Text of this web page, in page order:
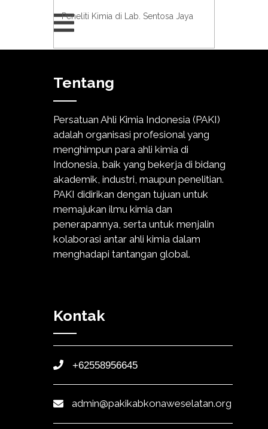
Peneliti Kimia di Lab. Sentosa Jaya
Tentang
Persatuan Ahli Kimia Indonesia (PAKI)
adalah organisasi profesional yang
menghimpun para ahli kimia di
Indonesia, baik yang bekerja di bidang
akademik, industri, maupun penelitian.
PAKI didirikan dengan tujuan untuk
memajukan ilmu kimia dan
penerapannya, serta untuk menjalin
kolaborasi antar ahli kimia dalam
menghadapi tantangan global.
Kontak
+62558956645
admin@pakikabkonaweselatan.org